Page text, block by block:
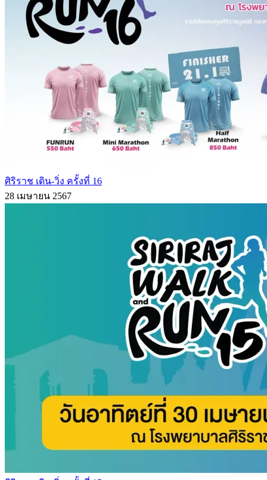
ศิริราช เดิน-วิ่ง ครั้งที่ 16
28 เมษายน 2567